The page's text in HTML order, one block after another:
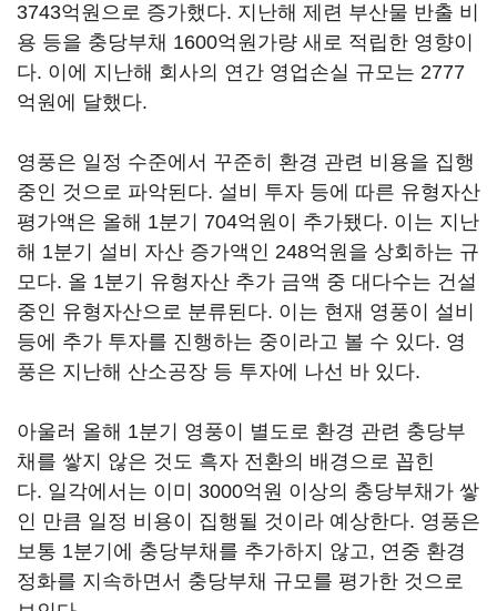
3743억원으로 증가했다. 지난해 제련 부산물 반출 비
용 등을 충당부채 1600억원가량 새로 적립한 영향이
다. 이에 지난해 회사의 연간 영업손실 규모는 2777
억원에 달했다.
영풍은 일정 수준에서 꾸준히 환경 관련 비용을 집행
중인 것으로 파악된다. 설비 투자 등에 따른 유형자산
평가액은 올해 1분기 704억원이 추가됐다. 이는 지난
해 1분기 설비 자산 증가액인 248억원을 상회하는 규
모다. 올 1분기 유형자산 추가 금액 중 대다수는 건설
중인 유형자산으로 분류된다. 이는 현재 영풍이 설비
등에 추가 투자를 진행하는 중이라고 볼 수 있다. 영
풍은 지난해 산소공장 등 투자에 나선 바 있다.
아울러 올해 1분기 영풍이 별도로 환경 관련 충당부
채를 쌓지 않은 것도 흑자 전환의 배경으로 꼽힌
다. 일각에서는 이미 3000억원 이상의 충당부채가 쌓
인 만큼 일정 비용이 집행될 것이라 예상한다. 영풍은
보통 1분기에 충당부채를 추가하지 않고, 연중 환경
정화를 지속하면서 충당부채 규모를 평가한 것으로